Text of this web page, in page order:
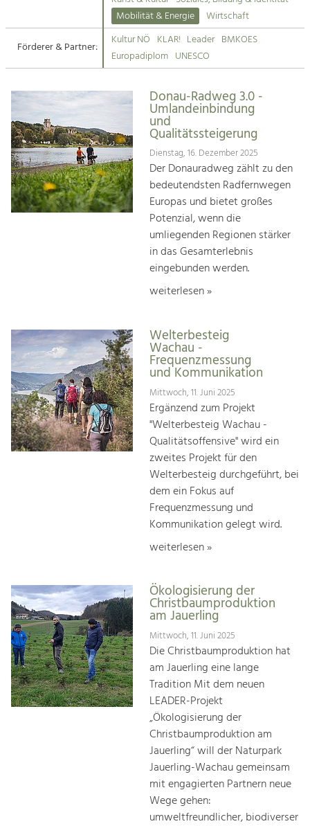
Suche
Impressum
Kontakt
Tourismus
Angebotsentwicklung und
Kunst & Kultur
Handwerk, Wissenschaft und Forschung.
Soziales, Bildung &
Identität
Gleichberechtigung, Jugend und
Integration
Mobilität & Energie
Klimawandel, öffentlicher Verkehr und
Steigerung regionaler Wertschöpfung
Mobilität & Energie
Wirtschaft
Förderer & Partner:
Kultur NÖ KLAR! Leader BMKOES
Europadiplom UNESCO
Donau-Radweg 3.0 -
Umlandeinbindung
und
Qualitätssteigerung
Dienstag, 16. Dezember 2025
Der Donauradweg zählt zu den
bedeutendsten Radfernwegen
Europas und bietet großes
Potenzial, wenn die
umliegenden Regionen stärker
in das Gesamterlebnis
eingebunden werden.
weiterlesen »
Welterbesteig
Wachau -
Frequenzmessung
und Kommunikation
Mittwoch, 11. Juni 2025
Ergänzend zum Projekt
"Welterbesteig Wachau -
Qualitätsoffensive" wird ein
zweites Projekt für den
Welterbesteig durchgeführt, bei
dem ein Fokus auf
Frequenzmessung und
Kommunikation gelegt wird.
weiterlesen »
Ökologisierung der
Christbaumproduktion
am Jauerling
Mittwoch, 11. Juni 2025
Die Christbaumproduktion hat
am Jauerling eine lange
Tradition Mit dem neuen
LEADER-Projekt
„Ökologisierung der
Christbaumproduktion am
Jauerling“ will der Naturpark
Jauerling-Wachau gemeinsam
mit engagierten Partnern neue
Wege gehen:
umweltfreundlicher, biodiverser